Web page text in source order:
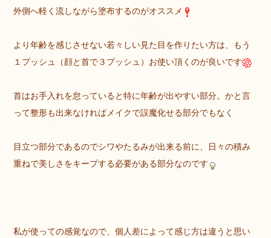
外側へ軽く流しながら塗布するのがオススメ
より年齢を感じさせない若々しい見た目を作りたい方は、もう
１プッシュ（顔と首で３プッシュ）お使い頂くのが良いです
首はお手入れを怠っていると特に年齢が出やすい部分。かと言
って整形も出来なければメイクで誤魔化せる部分でもなく
目立つ部分であるのでシワやたるみが出来る前に、日々の積み
重ねで美しさをキープする必要がある部分なのです
私が使っての感覚なので、個人差によって感じ方は違うと思い